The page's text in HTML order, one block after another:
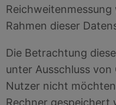
Rahmen dieser
Die Betrachtung
unter Ausschluss
Nutzer nicht